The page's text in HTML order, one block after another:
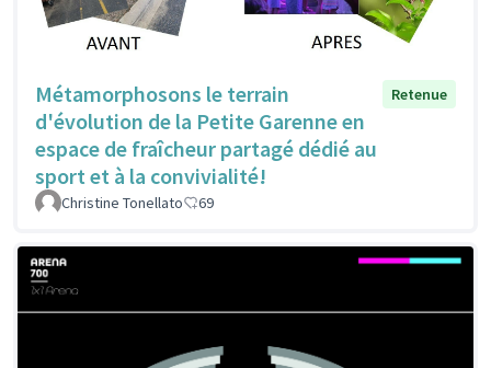
Métamorphosons le terrain
d'évolution de la Petite Garenne en
espace de fraîcheur partagé dédié au
sport et à la convivialité!
Retenue
Christine Tonellato 69